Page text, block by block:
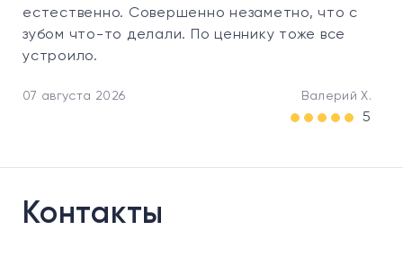
естественно. Совершенно незаметно, что с
зубом что-то делали. По ценнику тоже все
устроило.
07 августа 2026 Валерий Х.
5
Контакты